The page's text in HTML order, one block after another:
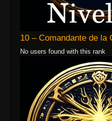
10 – Comandante de la
No users found with this rank